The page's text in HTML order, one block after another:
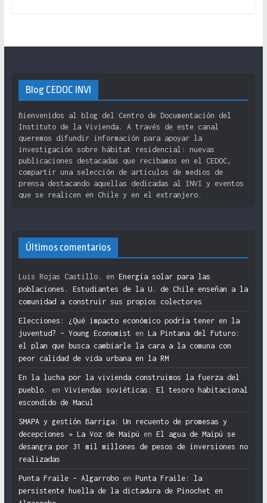
Blog CEDOC INVI
Bienvenidos al blog del Centro de Documentación del
Instituto de la Vivienda. A través de este canal
queremos difundir información para apoyar la
investigación sobre hábitat residencial: nuevas
publicaciones destacadas que recibamos en el CEDOC,
compartir una selección de artículos de medios de
prensa destacando aquellas dedicadas al INVI y eventos
que se realicen en Chile y en el extranjero.
Últimos comentarios
Luis Rojas Castillo. en Energía solar para las
poblaciones. Estudiantes de la U. de Chile enseñan a la
comunidad a construir sus propios colectores
Elecciones: ¿Qué impacto económico podría tener en la
juventud? – Young Economist en La Pintana del Futuro:
el plan que busca cambiarle la cara a la comuna con
peor calidad de vida urbana en la RM
En la lucha por la vivienda construimos la fuerza del
pueblo.
en Viviendas soviéticas: El tesoro habitacional
escondido de Macul
SMAPA y gestión Barriga: Un recuento de promesas y
decepciones » La Voz de Maipú en El agua de Maipú se
desangra por 31 mil millones de pesos de inversiones no
realizadas
Punta Fraile – Algarroboen Punta Fraile: la
persistente huella de la dictadura de Pinochet en